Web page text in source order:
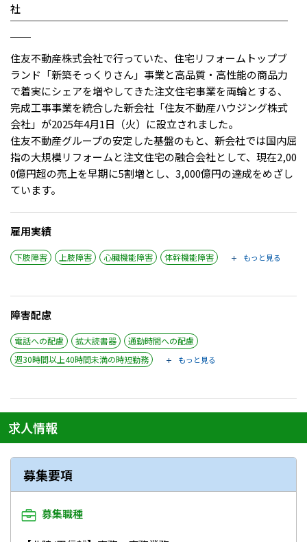
社
￣￣￣￣￣￣￣￣￣￣￣￣￣￣￣￣￣￣￣￣￣￣￣￣￣￣￣
￣￣
住友不動産株式会社で行っていた、住宅リフォームトップブ
ランド「新築そっくりさん」事業と高品質・高性能の商品力
で着実にシェアを増やしてきた注文住宅事業を両輪とする、
完成工事事業を統合した新会社「住友不動産ハウジング株式
会社」が2025年4月1日（火）に設立されました。
住友不動産グループの安定した基盤のもと、新会社では国内屈
指の大規模リフォームと注文住宅の融合会社として、現在2,00
0億円超の売上を早期に5割増とし、3,000億円の達成をめざし
ています。
雇用実績
下肢障害 上肢障害 心臓機能障害 体幹機能障害 もっと見る
障害配慮
電話への配慮 拡大読書器
通勤時間への配慮
週30時間以上40時間未満の時短勤務
もっと見る
求人情報
募集要項
募集職種